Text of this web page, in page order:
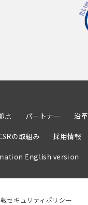
点 パートナー 沿革
の取組み 採用情報
English version
セキュリティポリシー